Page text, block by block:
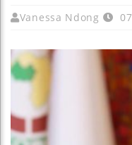
Vanessa Ndong